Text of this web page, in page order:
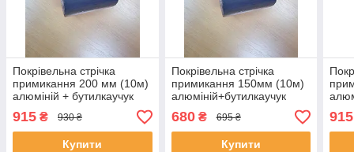
Покрівельна стрічка
примикання 200 мм (10м)
алюміній + бутилкаучук
(7024 графітовий, темно-
сірий).
915 ₴ 930 ₴
Купити
Покрівельна стрічка
примикання 150мм (10м)
алюміній+бутилкаучук
(7024 графітовий, темно-
сірий).
680₴ 695 ₴
Купити
915